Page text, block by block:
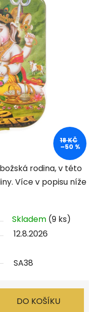
rodina, v této
Více v popisu níže
Skladem (9 ks)
12.8.2026
SA38
DO KOŠÍKU
18 KČ
–50 %